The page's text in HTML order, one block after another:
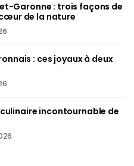
Garonne : trois façons de
de la nature
: ces joyaux à deux
incontournable de